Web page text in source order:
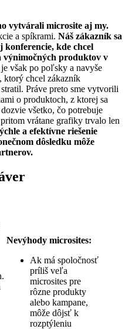
vytvárali microsite aj my.
a spíkrami. Náš zákazník sa
konferencie, kde chcel
produktov v
však po poľsky a navyše
ktorý chcel zákazník
Práve preto sme vytvorili
o produktoch, z ktorej sa
všetko, čo potrebuje
vrátane grafiky trvalo len
a efektívne riešenie
dôsledku môže
Nevýhody microsites:
Ak má spoločnosť
príliš veľa
microsites pre
rôzne produkty
alebo kampane,
môže dôjsť k
rozptýleniu